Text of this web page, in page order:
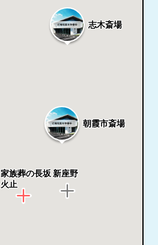
朝霞市斎場
家族葬の長坂 新座野
火止
志木斎場